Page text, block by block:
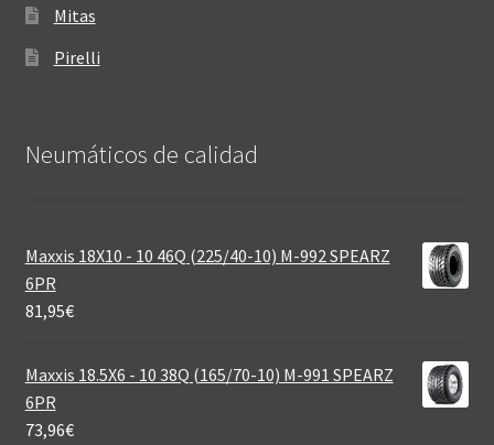
Mitas
Pirelli
Neumáticos de calidad‎
Maxxis 18X10 - 10 46Q (225/40-10) M-992 SPEARZ
6PR
81,95€
Maxxis 18.5X6 - 10 38Q (165/70-10) M-991 SPEARZ
6PR
73,96€